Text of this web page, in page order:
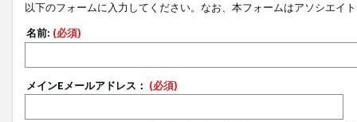
以下のフォームに入力してください。なお、本フォームはアソシエイ
名前: (必須)
メインEメールアドレス： (必須)